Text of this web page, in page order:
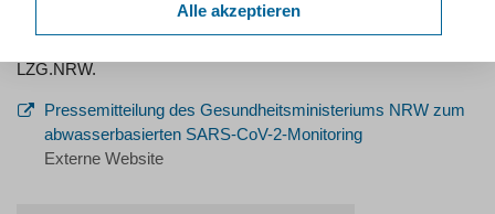
der RWTH Aachen e. V. (FIW) und das Institut für Medizinische
LZG.NRW.
Pressemitteilung des Gesundheitsministeriums NRW zum
abwasserbasierten SARS-CoV-2-Monitoring
Externe Website
Alle akzeptieren